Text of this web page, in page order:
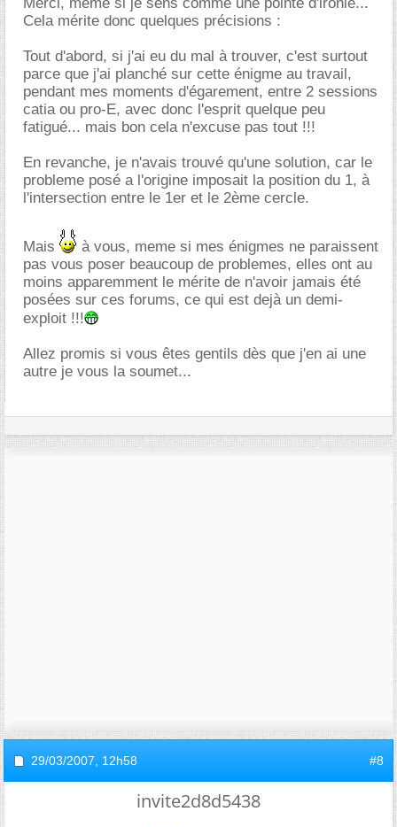
Cela mérite donc quelques précisions :
Tout d'abord, si j'ai eu du mal à trouver, c'est surtout
parce que j'ai planché sur cette énigme au travail,
pendant mes moments d'égarement, entre 2 sessions
catia ou pro-E, avec donc l'esprit quelque peu
fatigué... mais bon cela n'excuse pas tout !!!
En revanche, je n'avais trouvé qu'une solution, car le
probleme posé a l'origine imposait la position du 1, à
l'intersection entre le 1er et le 2ème cercle.
Mais
à vous, meme si mes énigmes ne paraissent
pas vous poser beaucoup de problemes, elles ont au
moins apparemment le mérite de n'avoir jamais été
posées sur ces forums, ce qui est dejà un demi-
exploit !!!
Allez promis si vous êtes gentils dès que j'en ai une
autre je vous la soumet...
29/03/2007, 12h58 #8
invite2d8d5438